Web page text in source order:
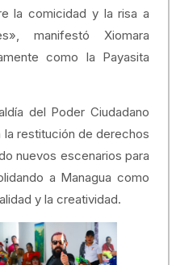
la comicidad y la risa a
manifestó Xiomara
como la Payasita
del Poder Ciudadano
restitución de derechos
nuevos escenarios para
a Managua como
y la creatividad.